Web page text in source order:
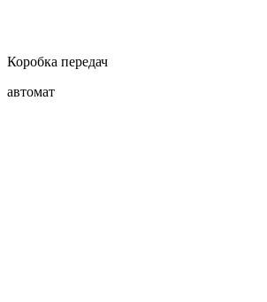
Коробка передач
автомат